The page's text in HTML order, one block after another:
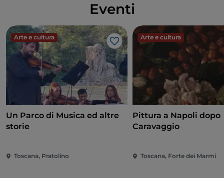
Eventi
Arte e cultura
Like
Un Parco di Musica ed altre
storie
Toscana, Pratolino
Arte e cultura
Pittura a Napoli dopo
Caravaggio
Toscana, Forte dei Marmi